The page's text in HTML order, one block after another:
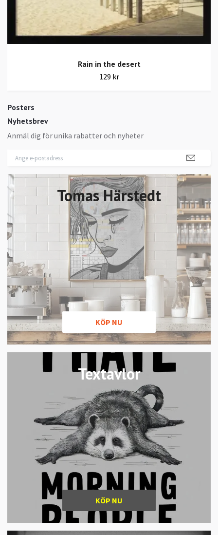
Posters
Nyhetsbrev
Anmäl dig för unika rabatter och nyheter
Tomas Härstedt
KÖP NU
Textavlor
KÖP NU
Rain in the desert
129 kr